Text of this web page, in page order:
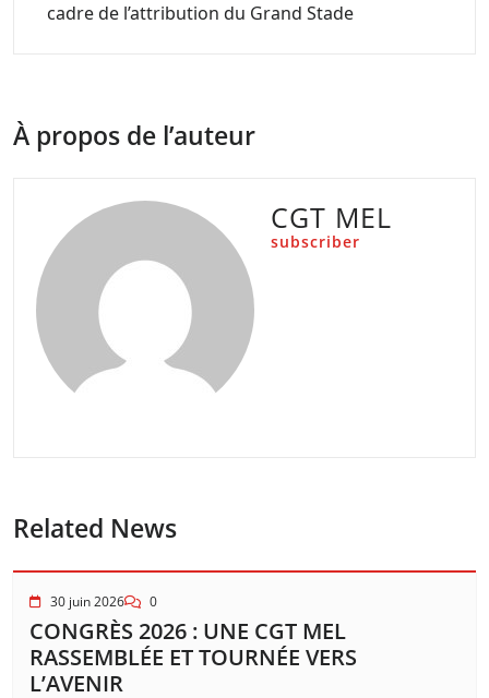
cadre de l’attribution du Grand Stade
À propos de l’auteur
CGT MEL
subscriber
Related News
30 juin 2026 0
CONGRÈS 2026 : UNE CGT MEL
RASSEMBLÉE ET TOURNÉE VERS
L’AVENIR